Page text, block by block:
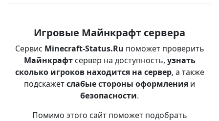
Игровые Майнкрафт сервера
Сервис Minecraft-Status.Ru поможет проверить
Майнкрафтсервер на доступность, узнать
сколько игроков находится на сервер, а также
подскажетслабые стороны оформления и
безопасности.
Помимо этого сайт поможет подобрать